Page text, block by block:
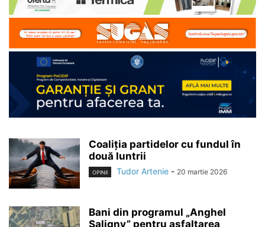
Coaliția partidelor cu fundul în
două luntrii
OPINII Tudor Artenie - 20 martie 2026
Bani din programul „Anghel
Saligny” pentru asfaltarea